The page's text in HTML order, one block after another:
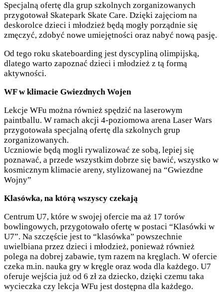
Specjalną ofertę dla grup szkolnych zorganizowanych
przygotował Skatepark Skate Care. Dzięki zajęciom na
deskorolce dzieci i młodzież będą mogły porządnie się
zmęczyć, zdobyć nowe umiejętności oraz nabyć nową pasję.
Od tego roku skateboarding jest dyscypliną olimpijską,
dlatego warto zapoznać dzieci i młodzież z tą formą
aktywności.
WF w klimacie Gwiezdnych Wojen
Lekcje WFu można również spędzić na laserowym
paintballu. W ramach akcji 4-poziomowa arena Laser Wars
przygotowała specjalną ofertę dla szkolnych grup
zorganizowanych.
Uczniowie będą mogli rywalizować ze sobą, lepiej się
poznawać, a przede wszystkim dobrze się bawić, wszystko w
kosmicznym klimacie areny, stylizowanej na “Gwiezdne
Wojny”
Klasówka, na którą wszyscy czekają
Centrum U7, które w swojej ofercie ma aż 17 torów
bowlingowych, przygotowało ofertę w postaci “Klasówki w
U7”. Na szczęście jest to “klasówka” powszechnie
uwielbiana przez dzieci i młodzież, ponieważ również
polega na dobrej zabawie, tym razem na kręglach. W ofercie
czeka m.in. nauka gry w kręgle oraz woda dla każdego. U7
oferuje wejścia już od 6 zł za dziecko, dzięki czemu taka
wycieczka czy lekcja WFu jest dostępna dla każdego.